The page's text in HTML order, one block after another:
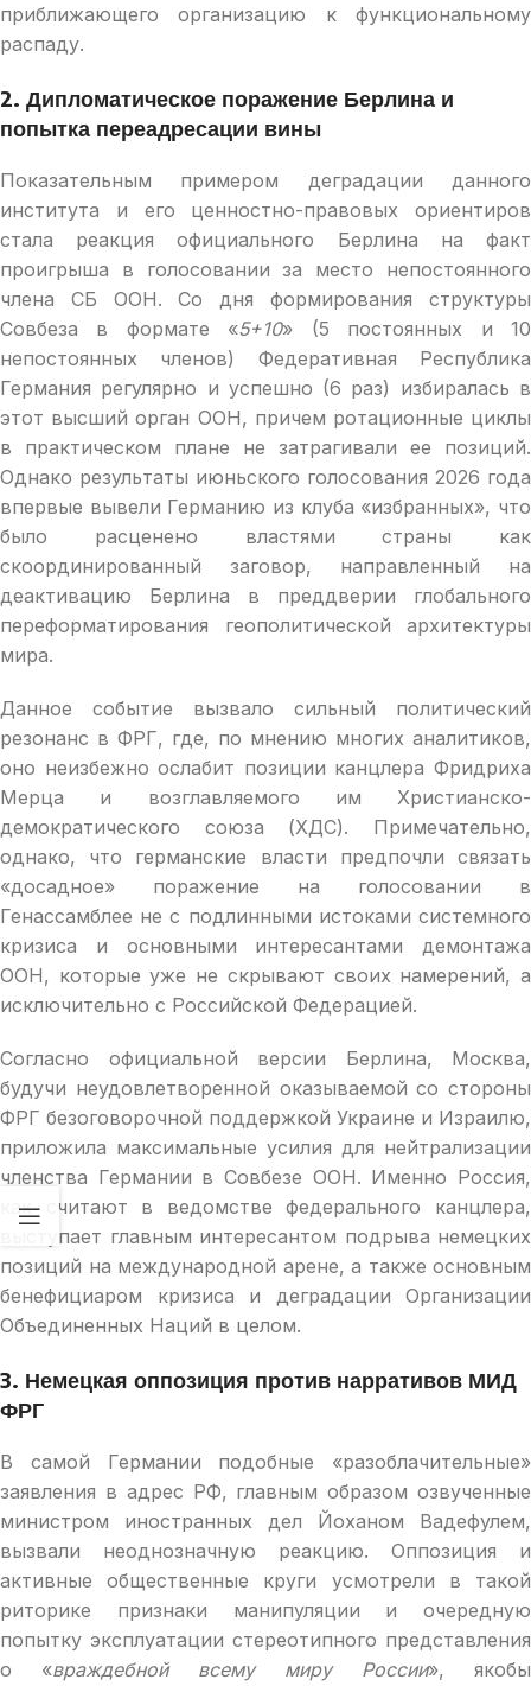
приближающего организацию к функциональному
распаду.
2. Дипломатическое поражение Берлина и
попытка переадресации вины
Показательным примером деградации данного
института и его ценностно-правовых ориентиров
стала реакция официального Берлина на факт
проигрыша в голосовании за место непостоянного
члена СБ ООН. Со дня формирования структуры
Совбеза в формате «5+10» (5 постоянных и 10
непостоянных членов) Федеративная Республика
Германия регулярно и успешно (6 раз) избиралась в
этот высший орган ООН, причем ротационные циклы
в практическом плане не затрагивали ее позиций.
Однако результаты июньского голосования 2026 года
впервые вывели Германию из клуба «избранных», что
было расценено властями страны как
скоординированный заговор, направленный на
деактивацию Берлина в преддверии глобального
переформатирования геополитической архитектуры
мира.
Данное событие вызвало сильный политический
резонанс в ФРГ, где, по мнению многих аналитиков,
оно неизбежно ослабит позиции канцлера Фридриха
Мерца и возглавляемого им Христианско-
демократического союза (ХДС). Примечательно,
однако, что германские власти предпочли связать
«досадное» поражение на голосовании в
Генассамблее не с подлинными истоками системного
кризиса и основными интересантами демонтажа
ООН, которые уже не скрывают своих намерений, а
исключительно с Российской Федерацией.
Согласно официальной версии Берлина, Москва,
будучи неудовлетворенной оказываемой со стороны
ФРГ безоговорочной поддержкой Украине и Израилю,
приложила максимальные усилия для нейтрализации
членства Германии в Совбезе ООН. Именно Россия,
как считают в ведомстве федерального канцлера,
выступает главным интересантом подрыва немецких
позиций на международной арене, а также основным
бенефициаром кризиса и деградации Организации
Объединенных Наций в целом.
3. Немецкая оппозиция против нарративов МИД
ФРГ
В самой Германии подобные «разоблачительные»
заявления в адрес РФ, главным образом озвученные
министром иностранных дел Йоханом Вадефулем,
вызвали неоднозначную реакцию. Оппозиция и
активные общественные круги усмотрели в такой
риторике признаки манипуляции и очередную
попытку эксплуатации стереотипного представления
о «враждебной всему миру России», якобы